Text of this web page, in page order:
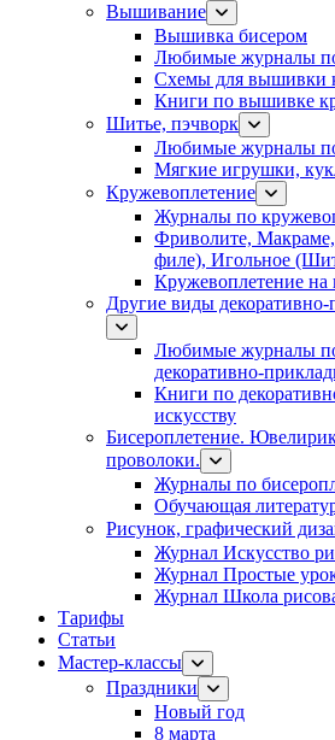
Вышивание
Вышивка бисером
Любимые журналы
Схемы для вышивки
Книги по вышивке
Шитье, пэчворк
Любимые журналы
Мягкие игрушки,
Кружевоплетение
Журналы по
Фриволите,
филе), Игольное
Кружевоплетение
Другие виды декоративно-
Любимые журналы
декоративно-
Книги по
искусству
Бисероплетение.
проволоки.
Журналы по
Обучающая
Рисунок, графический
Журнал Искусство
Журнал Простые
Журнал Школа
Тарифы
Статьи
Мастер-классы
Праздники
Новый год
8 марта